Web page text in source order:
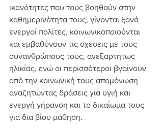
ικανότητες που τους βοηθούν στην
καθημερινότητα τους, γίνονται ξανά
ενεργοί πολίτες, κοινωνικοποιούνται
και εμβαθύνουν τις σχέσεις με τους
συνανθρώπους τους, ανεξαρτήτως
ηλικίας, ενώ οι περισσότεροι βγαίνουν
από την κοινωνική τους απομόνωση
αναζητώντας δράσεις για υγιή και
ενεργή γήρανση και το δικαίωμα τους
για δια βίου μάθηση.